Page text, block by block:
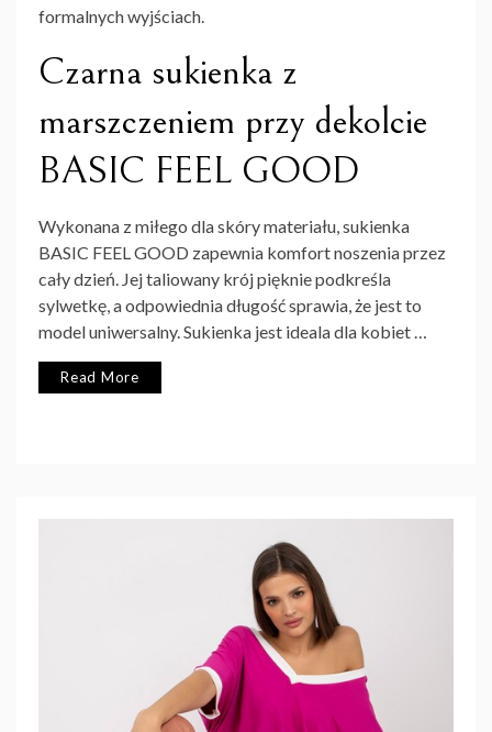
formalnych wyjściach.
Czarna sukienka z
marszczeniem przy dekolcie
BASIC FEEL GOOD
Wykonana z miłego dla skóry materiału, sukienka
BASIC FEEL GOOD zapewnia komfort noszenia przez
cały dzień. Jej taliowany krój pięknie podkreśla
sylwetkę, a odpowiednia długość sprawia, że jest to
model uniwersalny. Sukienka jest ideala dla kobiet …
Read More